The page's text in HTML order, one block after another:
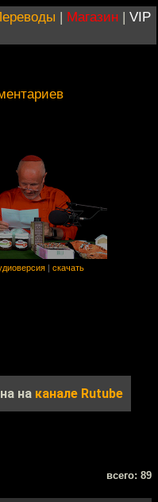
| Магазин | VIP
скачать
на канале Rutube
всего: 89